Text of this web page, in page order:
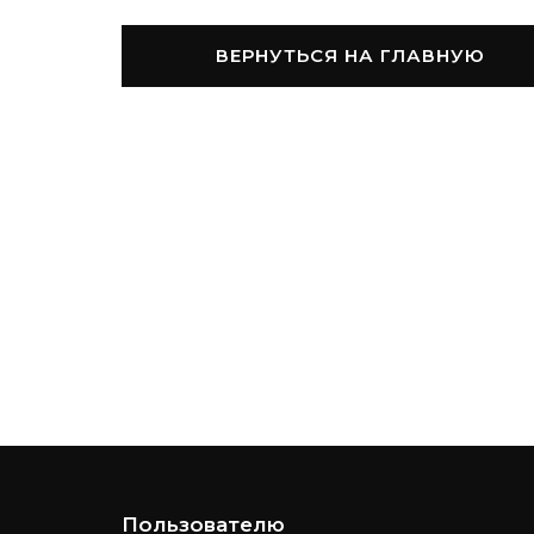
ВЕРНУТЬСЯ НА ГЛАВНУЮ
Пользователю